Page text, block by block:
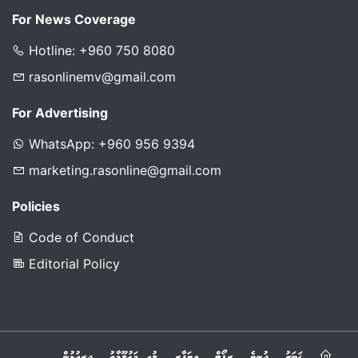
For News Coverage
Hotline: +960 750 8080
rasonlinemv@gmail.com
For Advertising
WhatsApp: +960 956 9394
marketing.rasonline@gmail.com
Policies
Code of Conduct
Editorial Policy